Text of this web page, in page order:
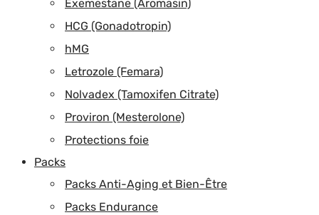
Exemestane (Aromasin)
HCG (Gonadotropin)
hMG
Letrozole (Femara)
Nolvadex (Tamoxifen Citrate)
Proviron (Mesterolone)
Protections foie
Packs
Packs Anti-Aging et Bien-Être
Packs Endurance